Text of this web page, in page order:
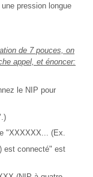
pression longue
de 7 pouces, on
appel, et énoncer:
le NIP pour
"XXXXXX... (Ex.
est connecté" est